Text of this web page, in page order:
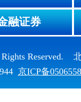
融证券
Reserved.
京ICP备